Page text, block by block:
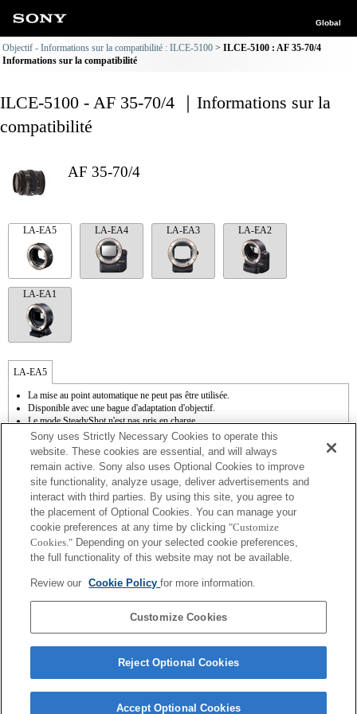
Global
Objectif - Informations sur la compatibilité : ILCE-5100
ILCE-5100 : AF 35-70/4
Informations sur la compatibilité
ILCE-5100 - AF 35-70/4 ｜Informations sur la
compatibilité
AF 35-70/4
LA-EA5 LA-EA4 LA-EA3 LA-EA2
LA-EA1
LA-EA5
La mise au point automatique ne peut pas être utilisée.
Disponible avec une bague d'adaptation d'objectif.
Le mode SteadyShot n'est pas pris en charge.
Le son de fonctionnement du diaphragme est enregistré à l'aide du microphone
interne.
La fonction Photo Creativity [Créativité photo] n'est pas opérationnelle.
Outside the A (Aperture priority), S (Shutter priority), and M (Manual) modes, the
shutter speed and the aperture can not be adjusted during the movie recording.
La fonction [Comp. objectif ] (Compensation de l'objectif) n'est pas opérationnelle.
La fonction " Mise au point automatique à détection de phase " n'est pas
opérationnelle.
En fonction des conditions de prise de vue, il se peut que la luminosité de l'image ne
soit pas uniforme.
Si vous fixez l'objectif à monture A à l'aide de l'adaptateur, la fonction d'aide à la mise
de mise au point. Vous pouvez agrandir l'image en sélectionnant la fonction [Loupe
mise pt] ou [Aide MF] sur n'importe quelle touche de "Réglag. touche perso".
L'obturateur tactile ne fonctionne pas.
Sony uses Strictly Necessary Cookies to operate this
website. These cookies are essential, and will always
remain active. Sony also uses Optional Cookies to improve
site functionality, analyze usage, deliver advertisements and
interact with third parties. By using this site, you agree to
the placement of Optional Cookies. You can manage your
cookie preferences at any time by clicking "Customize
Cookies." Depending on your selected cookie preferences,
the full functionality of this website may not be available.
Review our Cookie Policyfor more information.
Customize Cookies
Reject Optional Cookies
Accept Optional Cookies